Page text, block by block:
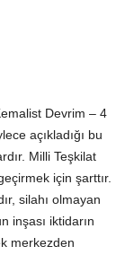
Devrim – 4
açıkladığı bu
Milli Teşkilat
için şarttır.
silahı olmayan
inşası iktidarın
merkezden